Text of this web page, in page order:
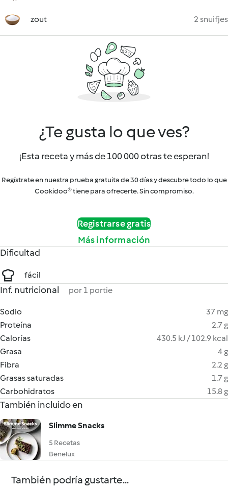
zout 2 snuifjes
¿Te gusta lo que ves?
¡Esta receta y más de 100 000 otras te esperan!
Regístrate en nuestra prueba gratuita de 30 días y descubre todo lo que
Cookidoo® tiene para ofrecerte. Sin compromiso.
Registrarse gratis
Más información
Dificultad
fácil
Inf. nutricional por 1 portie
Sodio
37 mg
Proteína
2.7 g
Calorías
430.5 kJ / 102.9 kcal
Grasa
4 g
Fibra
2.2 g
Grasas saturadas
1.7 g
Carbohidratos
15.8 g
También incluido en
Slimme Snacks
5 Recetas
Benelux
También podría gustarte...